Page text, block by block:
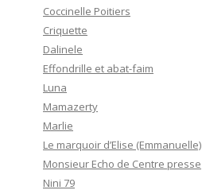
Coccinelle Poitiers
Criquette
Dalinele
Effondrille et abat-faim
Luna
Mamazerty
Marlie
Le marquoir d’Elise (Emmanuelle)
Monsieur Echo de Centre presse
Nini 79